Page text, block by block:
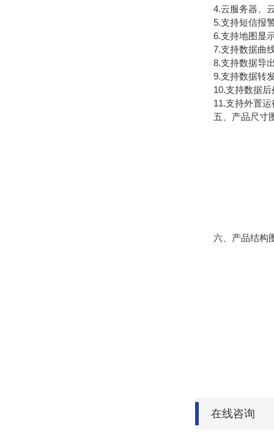
4.云服务器、云
5.支持短信报警
6.支持地图显示
7.支持数据曲
8.支持数据导出
9.支持数据转发
10.支持数据后
11.支持外置运
五、产品尺寸
六、产品结构
在线咨询